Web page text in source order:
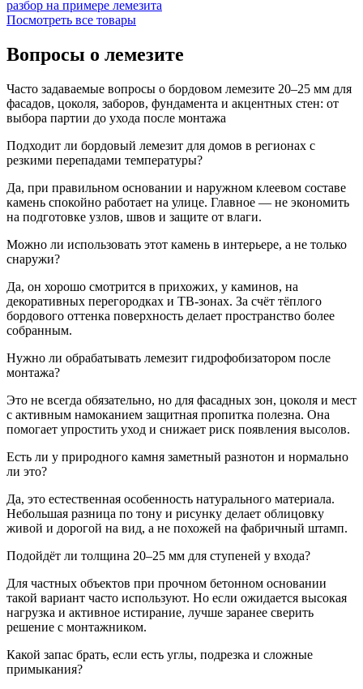
разбор на примере лемезита
Посмотреть все товары
Вопросы о лемезите
Часто задаваемые вопросы о бордовом лемезите 20–25 мм для
фасадов, цоколя, заборов, фундамента и акцентных стен: от
выбора партии до ухода после монтажа
Подходит ли бордовый лемезит для домов в регионах с
резкими перепадами температуры?
Да, при правильном основании и наружном клеевом составе
камень спокойно работает на улице. Главное — не экономить
на подготовке узлов, швов и защите от влаги.
Можно ли использовать этот камень в интерьере, а не только
снаружи?
Да, он хорошо смотрится в прихожих, у каминов, на
декоративных перегородках и ТВ-зонах. За счёт тёплого
бордового оттенка поверхность делает пространство более
собранным.
Нужно ли обрабатывать лемезит гидрофобизатором после
монтажа?
Это не всегда обязательно, но для фасадных зон, цоколя и мест
с активным намоканием защитная пропитка полезна. Она
помогает упростить уход и снижает риск появления высолов.
Есть ли у природного камня заметный разнотон и нормально
ли это?
Да, это естественная особенность натурального материала.
Небольшая разница по тону и рисунку делает облицовку
живой и дорогой на вид, а не похожей на фабричный штамп.
Подойдёт ли толщина 20–25 мм для ступеней у входа?
Для частных объектов при прочном бетонном основании
такой вариант часто используют. Но если ожидается высокая
нагрузка и активное истирание, лучше заранее сверить
решение с монтажником.
Какой запас брать, если есть углы, подрезка и сложные
примыкания?